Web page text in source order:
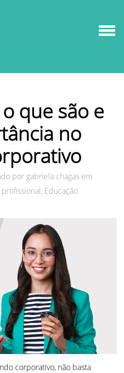
que são e
no
por gabriela.chagas em
Educação
corporativo, não basta